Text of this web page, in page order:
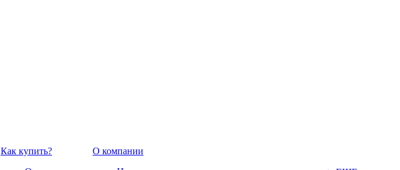
Как купить?
О компании